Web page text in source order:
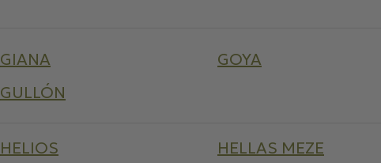
GIANA GOYA
GULLÓN
HELIOS HELLAS MEZE